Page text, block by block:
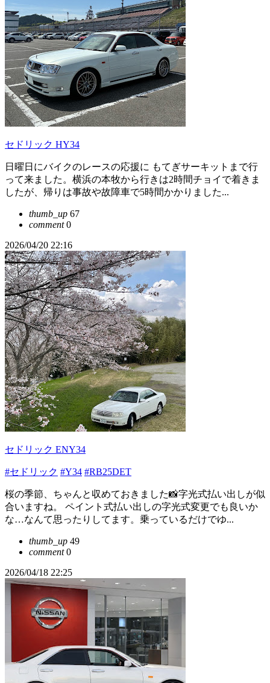
セドリック HY34
日曜日にバイクのレースの応援に もてぎサーキットまで行
って来ました。横浜の本牧から行きは2時間チョイで着きま
したが、帰りは事故や故障車で5時間かかりました...
thumb_up 67
comment0
2026/04/20 22:16
セドリック ENY34
#セドリック #Y34 #RB25DET
桜の季節、ちゃんと収めておきました📸字光式払い出しが似
合いますね。 ペイント式払い出しの字光式変更でも良いか
な…なんて思ったりしてます。乗っているだけでゆ...
thumb_up 49
comment0
2026/04/18 22:25